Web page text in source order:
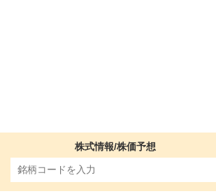
株式情報/株価予想